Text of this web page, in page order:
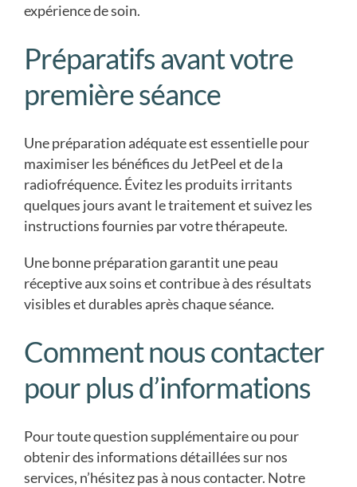
expérience de soin.
Préparatifs avant votre
première séance
Une préparation adéquate est essentielle pour
maximiser les bénéfices du JetPeel et de la
radiofréquence. Évitez les produits irritants
quelques jours avant le traitement et suivez les
instructions fournies par votre thérapeute.
Une bonne préparation garantit une peau
réceptive aux soins et contribue à des résultats
visibles et durables après chaque séance.
Comment nous contacter
pour plus d’informations
Pour toute question supplémentaire ou pour
obtenir des informations détaillées sur nos
services, n’hésitez pas à nous contacter. Notre